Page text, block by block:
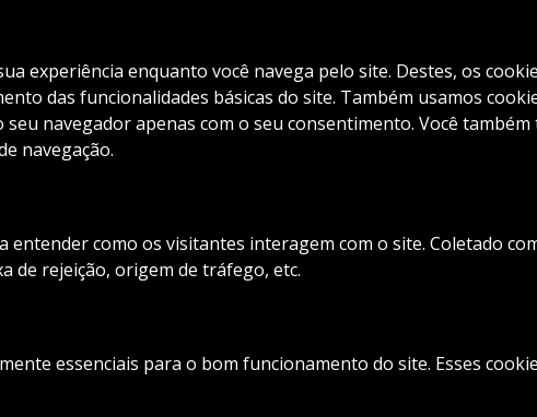
experiência enquanto você navega pelo site. Destes, os
das funcionalidades básicas do site. Também usamos
navegador apenas com o seu consentimento. Você
navegação.
entender como os visitantes interagem com o site. Coletado
de rejeição, origem de tráfego, etc.
essenciais para o bom funcionamento do site. Esses